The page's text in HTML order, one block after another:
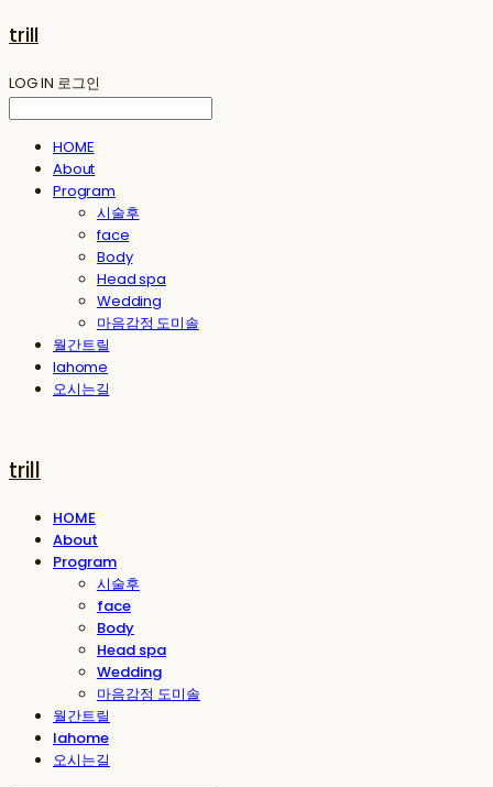
trill
LOG IN 로그인
HOME
About
Program
시술후
face
Body
Head spa
Wedding
마음감정 도미솔
월간트릴
lahome
오시는길
trill
HOME
About
Program
시술후
face
Body
Head spa
Wedding
마음감정 도미솔
월간트릴
lahome
오시는길